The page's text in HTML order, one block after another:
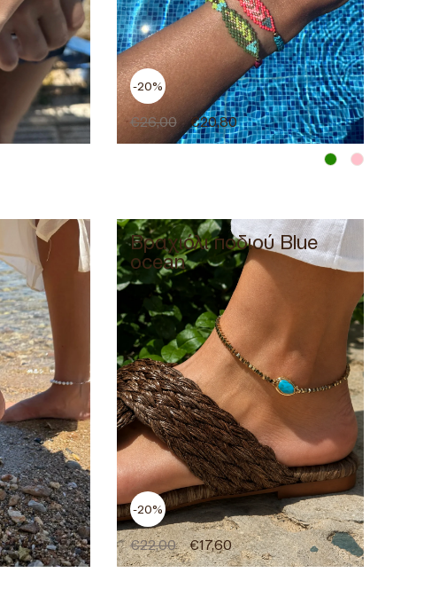
-20%
€26,00 €20,80
-20%
Βραχιόλι ποδιού Blue
ocean
€22,00 €17,60